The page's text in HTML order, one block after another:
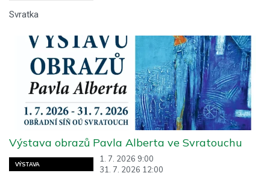
Svratka
VÝSTAVA
1. 7. 2026 9:00
31. 7. 2026 12:00
Výstava obrazů Pavla Alberta ve Svratouchu